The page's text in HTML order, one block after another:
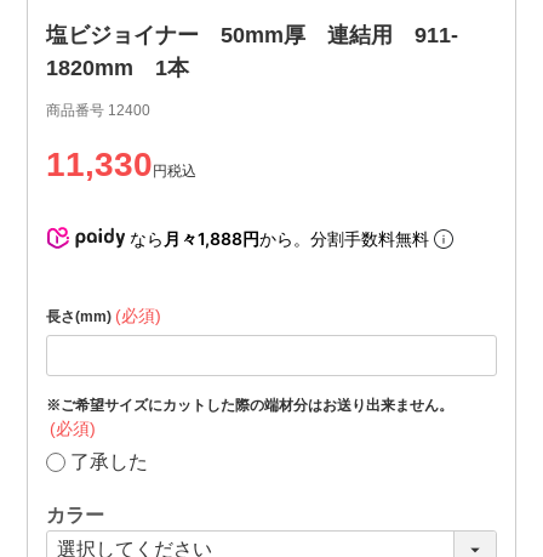
塩ビジョイナー 50mm厚 連結用 911-
1820mm 1本
商品番号 12400
11,330 税込
なら 月々1,888円から。分割手数料無料
長さ(mm) (必須)
※ご希望サイズにカットした際の端材分はお送り出来ません。
(必須)
了承した
カラー